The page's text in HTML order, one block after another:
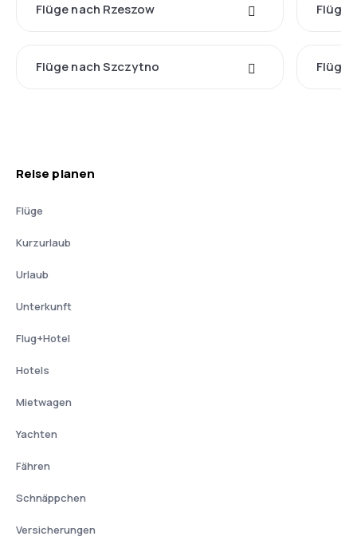
Flüge nach Rzeszow Flüge
Flüge nach Szczytno Flüge
Reise planen
Flüge
Kurzurlaub
Urlaub
Unterkunft
Flug+Hotel
Hotels
Mietwagen
Yachten
Fähren
Schnäppchen
Versicherungen